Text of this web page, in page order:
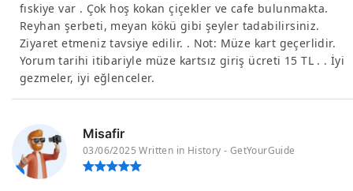
fıskiye var . Çok hoş kokan çiçekler ve cafe bulunmakta.
Reyhan şerbeti, meyan kökü gibi şeyler tadabilirsiniz.
Ziyaret etmeniz tavsiye edilir. . Not: Müze kart geçerlidir.
Yorum tarihi itibariyle müze kartsız giriş ücreti 15 TL . . İyi
gezmeler, iyi eğlenceler.
Misafir
03/06/2025 Written in History - GetYourGuide